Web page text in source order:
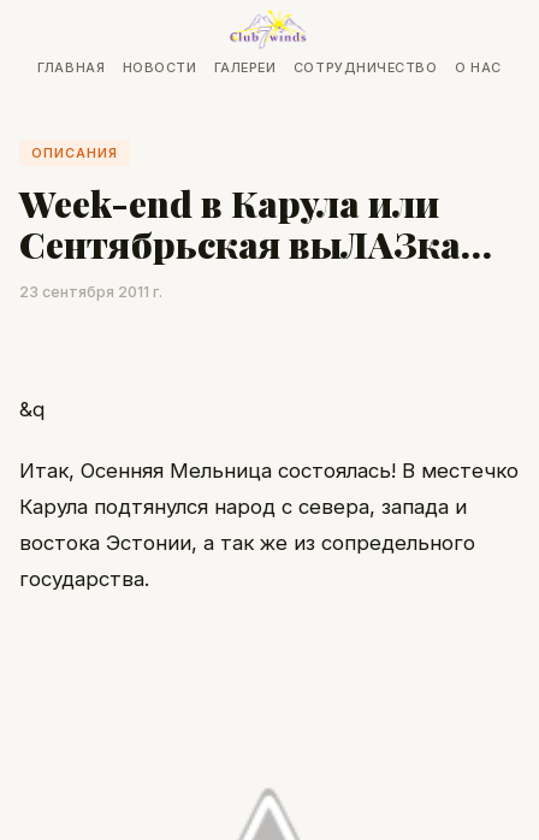
ГЛАВНАЯ НОВОСТИ ГАЛЕРЕИ СОТРУДНИЧЕСТВО О НАС
ОПИСАНИЯ
Week-end в Карула или
Сентябрьская выЛАЗка…
23 сентября 2011 г.
&q
Итак, Осенняя Мельница состоялась! В местечко
Карула подтянулся народ с севера, запада и
востока Эстонии, а так же из сопредельного
государства.